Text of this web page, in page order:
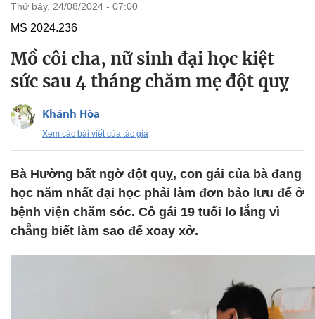
thứ bảy, 24/08/2024 - 07:00
MS 2024.236
Mồ côi cha, nữ sinh đại học kiệt
sức sau 4 tháng chăm mẹ đột quỵ
Khánh Hòa
Xem các bài viết của tác giả
Bà Hường bất ngờ đột quỵ, con gái của bà đang
học năm nhất đại học phải làm đơn bảo lưu để ở
bệnh viện chăm sóc. Cô gái 19 tuổi lo lắng vì
chẳng biết làm sao để xoay xở.